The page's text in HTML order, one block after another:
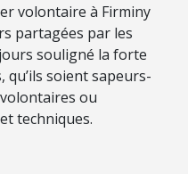
volontaire à Firminy
partagées par les
souligné la forte
qu’ils soient sapeurs-
ou
techniques.